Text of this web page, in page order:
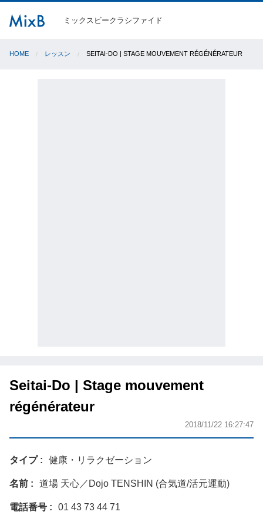
ミックスビークラシファイド
HOME レッスン SEITAI-DO | STAGE MOUVEMENT RÉGÉNÉRATEUR
Seitai-Do | Stage mouvement
régénérateur
2018/11/22 16:27:47
タイプ 健康・リラクゼーション
名前 道場 天心／Dojo TENSHIN (合気道/活元運動)
電話番号 ‭01 43 73 44 71‬